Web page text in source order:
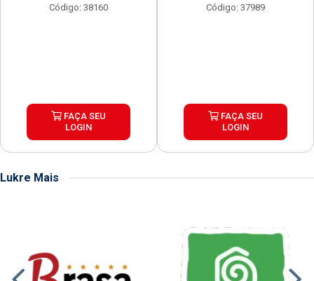
Código: 38160
FAÇA SEU
LOGIN
Código: 37989
FAÇA SEU
LOGIN
Lukre Mais